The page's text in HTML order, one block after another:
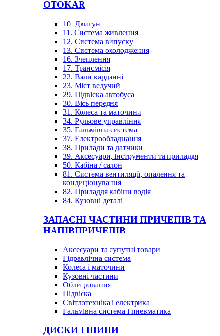
OTOKAR
10. Двигун
11. Система живлення
12. Система випуску
13. Система охолодження
16. Зчеплення
17. Трансмісія
22. Вали карданні
23. Міст ведучий
29. Підвіска автобуса
30. Вісь передня
31. Колеса та маточини
34. Рульове управління
35. Гальмівна система
37. Електрообладнання
38. Прилади та датчики
39. Аксесуари, інструменти та приладдя
50. Кабіна / салон
81. Система вентиляції, опалення та
кондиціонування
82. Приладдя кабіни водія
84. Кузовні деталі
ЗАПАСНІ ЧАСТИНИ ПРИЧЕПІВ ТА
НАПІВПРИЧЕПІВ
Аксесуари та супутні товари
Гідравлічна система
Колеса і маточини
Кузовні частини
Облицювання
Підвіска
Світлотехніка і електрика
Гальмівна система і пневматика
ДИСКИ І ШИНИ